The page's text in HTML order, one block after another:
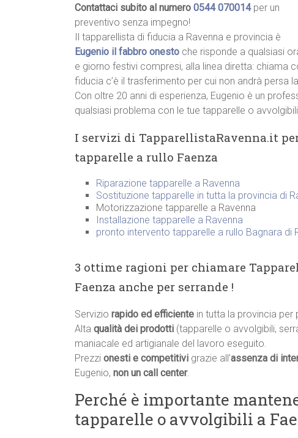
Contattaci subito al numero 0544 070014per un
preventivo senza impegno!
Il tapparellista di fiducia a Ravenna e provincia è
Eugenio il fabbro onesto che risponde a qualsiasi
e giorno festivi compresi, alla linea diretta: chiama
fiducia c’è il trasferimento per cui non andrà persa
Con oltre 20 anni di esperienza, Eugenio è un
qualsiasi problema con le tue tapparelle o
I servizi di TapparellistaRavenna.it
tapparelle a rullo Faenza
Riparazione tapparelle a Ravenna
Sostituzione tapparelle in tutta la provincia di
Motorizzazione tapparelle a Ravenna
Installazione tapparelle a Ravenna
pronto intervento tapparelle a rullo Bagnara di
3 ottime ragioni per chiamare
Faenza anche per serrande !
Servizio rapido ed efficiente in tutta la provincia per
Alta qualità dei prodotti (tapparelle o avvolgibili,
maniacale ed artigianale del lavoro eseguito.
Prezzi onesti e competitivi grazie all’assenza di
Eugenio, non un call center.
Perché è importante
tapparelle o avvolgibili a